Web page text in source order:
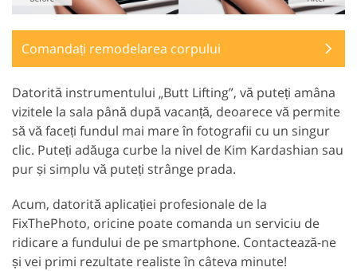
Comandați remodelarea corpului
Datorită instrumentului „Butt Lifting”, vă puteți amâna
vizitele la sala până după vacanță, deoarece vă permite
să vă faceți fundul mai mare în fotografii cu un singur
clic. Puteți adăuga curbe la nivel de Kim Kardashian sau
pur și simplu vă puteți strânge prada.
Acum, datorită aplicației profesionale de la
FixThePhoto, oricine poate comanda un serviciu de
ridicare a fundului de pe smartphone. Contactează-ne
și vei primi rezultate realiste în câteva minute!